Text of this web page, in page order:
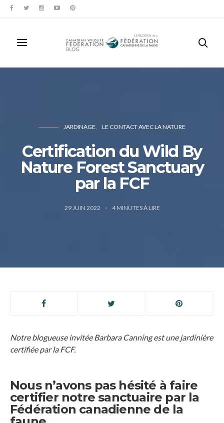
JARDINAGE LE CONTACT AVEC LA NATURE
Certification du Wild By
Nature Forest Sanctuary
par la FCF
29 JUIN 2022 4MINUTES À LIRE
Notre blogueuse invitée Barbara Canning est une jardinière
certifiée par la FCF.
Nous n’avons pas hésité à faire
certifier notre sanctuaire par la
Fédération canadienne de la